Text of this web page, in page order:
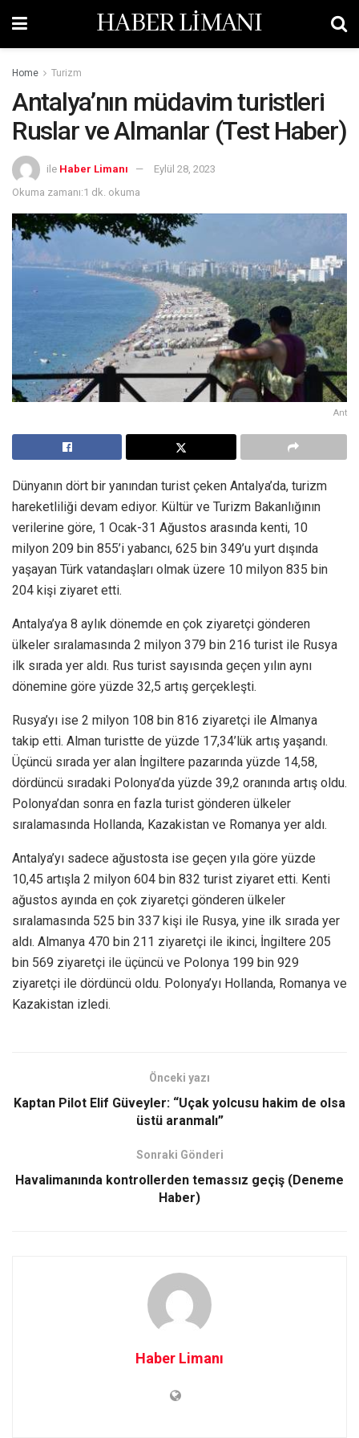
HABER LİMANI
Home Turizm
Antalya’nın müdavim turistleri
Ruslar ve Almanlar (Test Haber)
ile Haber Limanı
Eylül 28, 2023
Okuma zamanı:1 dk. okuma
Ant
Dünyanın dört bir yanından turist çeken Antalya’da, turizm
hareketliliği devam ediyor. Kültür ve Turizm Bakanlığının
verilerine göre, 1 Ocak-31 Ağustos arasında kenti, 10
milyon 209 bin 855’i yabancı, 625 bin 349’u yurt dışında
yaşayan Türk vatandaşları olmak üzere 10 milyon 835 bin
204 kişi ziyaret etti.
Antalya’ya 8 aylık dönemde en çok ziyaretçi gönderen
ülkeler sıralamasında 2 milyon 379 bin 216 turist ile Rusya
ilk sırada yer aldı. Rus turist sayısında geçen yılın aynı
dönemine göre yüzde 32,5 artış gerçekleşti.
Rusya’yı ise 2 milyon 108 bin 816 ziyaretçi ile Almanya
takip etti. Alman turistte de yüzde 17,34’lük artış yaşandı.
Üçüncü sırada yer alan İngiltere pazarında yüzde 14,58,
dördüncü sıradaki Polonya’da yüzde 39,2 oranında artış oldu.
Polonya’dan sonra en fazla turist gönderen ülkeler
sıralamasında Hollanda, Kazakistan ve Romanya yer aldı.
Antalya’yı sadece ağustosta ise geçen yıla göre yüzde
10,45 artışla 2 milyon 604 bin 832 turist ziyaret etti. Kenti
ağustos ayında en çok ziyaretçi gönderen ülkeler
sıralamasında 525 bin 337 kişi ile Rusya, yine ilk sırada yer
aldı. Almanya 470 bin 211 ziyaretçi ile ikinci, İngiltere 205
bin 569 ziyaretçi ile üçüncü ve Polonya 199 bin 929
ziyaretçi ile dördüncü oldu. Polonya’yı Hollanda, Romanya ve
Kazakistan izledi.
Önceki yazı
Kaptan Pilot Elif Güveyler: “Uçak yolcusu hakim de olsa
üstü aranmalı”
Sonraki Gönderi
Havalimanında kontrollerden temassız geçiş (Deneme
Haber)
Haber Limanı